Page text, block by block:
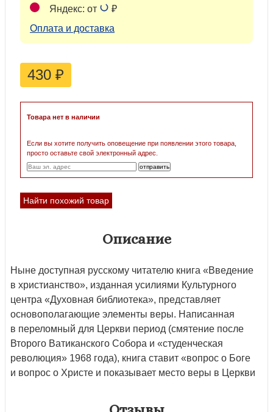
Яндекс: от
₽
Оплата и доставка
430 ₽
Товара нет в наличии
Если вы хотите получить оповещение при появлении этого товара,
просто оставьте свой электронный адрес.
Найти похожий товар
Описание
Ныне доступная русскому читателю книга «Введение
в христианство», изданная усилиями Культурного
центра «Духовная библиотека», представляет
основополагающие элементы веры. Написанная
в переломный для Церкви период (смятение после
Второго Ватиканского Собора и «студенческая
революция» 1968 года), книга ставит «вопрос о Боге
и вопрос о Христе и показывает место веры в Церкви